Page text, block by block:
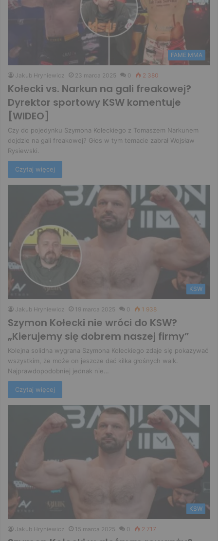
FAME MMA
Jakub Hryniewicz 23 marca 2025 0 2 380
Kołecki vs. Narkun na gali freakowej?
Dyrektor sportowy KSW komentuje
[WIDEO]
Czy do pojedynku Szymona Kołeckiego z Tomaszem Narkunem
dojdzie na gali freakowej? Głos w tym temacie zabrał Wojsław
Rysiewski.
Czytaj więcej
KSW
Jakub Hryniewicz 19 marca 2025 0 1 938
Szymon Kołecki nie wróci do KSW?
„Kierujemy się dobrem naszej firmy”
Kolejna solidna wygrana Szymona Kołeckiego zdaje się pokazywać
wszystkim, że może on jeszcze dać kilka głośnych walk.
Najprawdopodobniej jednak nie…
Czytaj więcej
KSW
Jakub Hryniewicz 15 marca 2025 0 2 717